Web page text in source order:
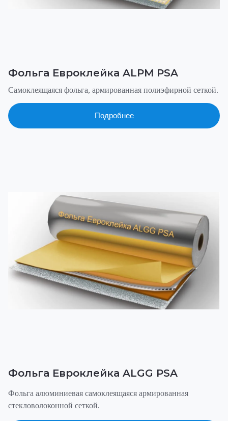
Фольга Евроклейка ALPM PSA
Самоклеящаяся фольга, армированная полиэфирной сеткой.
Подробнее
Фольга Евроклейка ALGG PSA
Фольга алюминиевая самоклеящаяся армированная
стекловолоконной сеткой.